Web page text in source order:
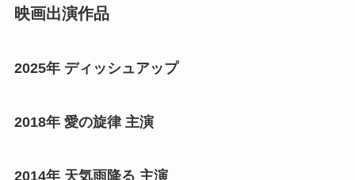
映画出演作品
2025年 ディッシュアップ
2018年 愛の旋律 主演
2014年 天気雨降る 主演